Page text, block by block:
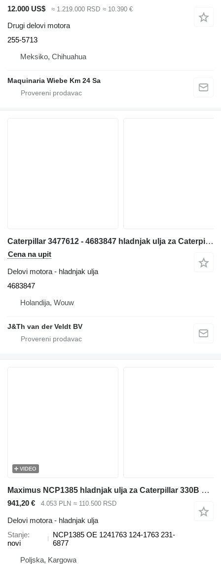
12.000 US$ ≈ 1.219.000 RSD ≈ 10.390 €
Drugi delovi motora
255-5713
Meksiko, Chihuahua
Maquinaria Wiebe Km 24 Sa
Caterpillar 3477612 - 4683847 hladnjak ulja za Caterpillar 324E 329E 330F 326F 329F 330FMHPU bagera
Cena na upit
Delovi motora - hladnjak ulja
4683847
Holandija, Wouw
J&Th van der Veldt BV
VIDEO
Maximus NCP1385 hladnjak ulja za Caterpillar 330B L330B LN330B bagera
941,20 € 4.053 PLN ≈ 110.500 RSD
Delovi motora - hladnjak ulja
Stanje
novi
NCP1385 OE 1241763 124-1763 231-
6877
Poljska, Kargowa